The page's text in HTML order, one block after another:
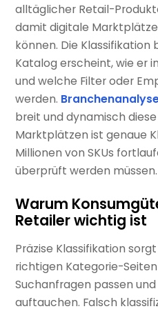
alltäglicher Retail-
damit digitale
können. Die
Katalog erscheint, wie er
und welche Filter oder
werden.
breit und dynamisch
Marktplätzen ist genaue
Millionen von SKUs
überprüft werden müssen.
Warum
Retailer wichtig ist
Präzise Klassifikation
richtigen Kategorie-
Suchanfragen passen
auftauchen. Falsch